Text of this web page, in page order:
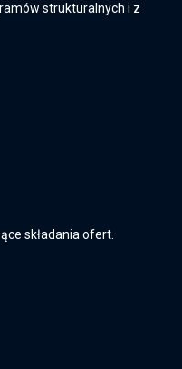
strukturalnych i z
składania ofert.